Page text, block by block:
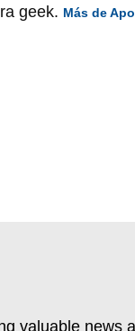
geek. Más de
valuable news